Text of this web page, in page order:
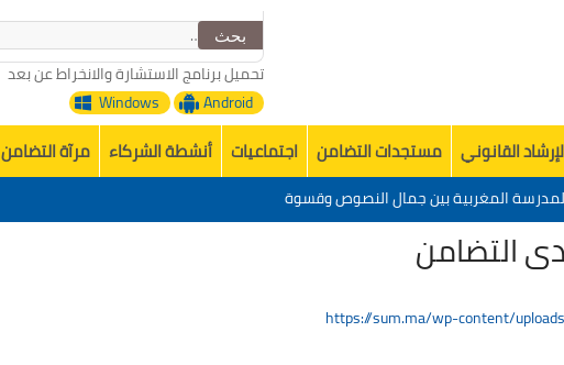
البحث
عن:
تحميل برنامج الاستشارة والانخراط عن بعد
Android
Windows
القانوني مستجدات التضامن اجتماعيات أنشطة الشركاء مرآة التضامن
2015-2030 الحلقة الأولى: المدرسة المغربية بين جمال النصوص وقسوة
مدير دار النشر المغربية
المغربي”
2030 الحلقة الأولى: المدرسة المغربية بين جمال النصوص وقسوة
التضامن
https://sum.ma/wp-content/